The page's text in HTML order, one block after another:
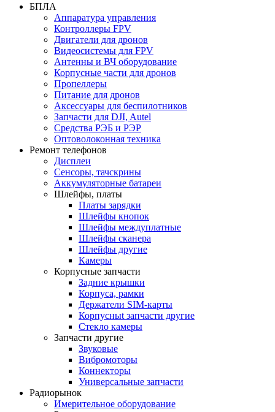
БПЛА
Аппаратура управления
Контроллеры FPV
Двигатели для дронов
Видеосистемы для FPV
Антенны и ВЧ оборудование
Корпусные части для дронов
Пропеллеры
Питание для дронов
Аксессуары для беспилотников
Запчасти для DJI, Autel
Средства РЭБ и РЭР
Оптоволоконная техника
Ремонт телефонов
Дисплеи
Сенсоры, тачскрины
Аккумуляторные батареи
Шлейфы, платы
Платы зарядки
Шлейфы кнопок
Шлейфы междуплатные
Шлейфы сканера
Шлейфы другие
Камеры
Корпусные запчасти
Задние крышки
Корпуса, рамки
Держатели SIM-карты
Корпусныt запчасти другие
Стекло камеры
Запчасти другие
Звуковые
Вибромоторы
Коннекторы
Универсальные запчасти
Радиорынок
Имерительное оборудование